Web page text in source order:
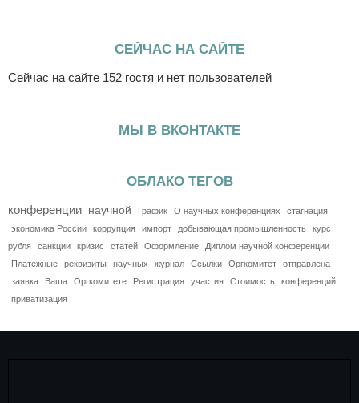
СЕЙЧАС НА САЙТЕ
Сейчас на сайте 152 гостя и нет пользователей
МЫ В ВКОНТАКТЕ
ОБЛАКО ТЕГОВ
конференции научной График О научных конференциях
стагнация
экономика России
коррупция импорт добывающая промышленность
курс
рубля
санкции кризис статей Оформление
Диплом научной конференции
Платежные
реквизиты научных журнал Ссылки Оргкомитет
отправлена
заявка
Ваша Оргкомитете Регистрация участия Стоимость
конференций
приватизация